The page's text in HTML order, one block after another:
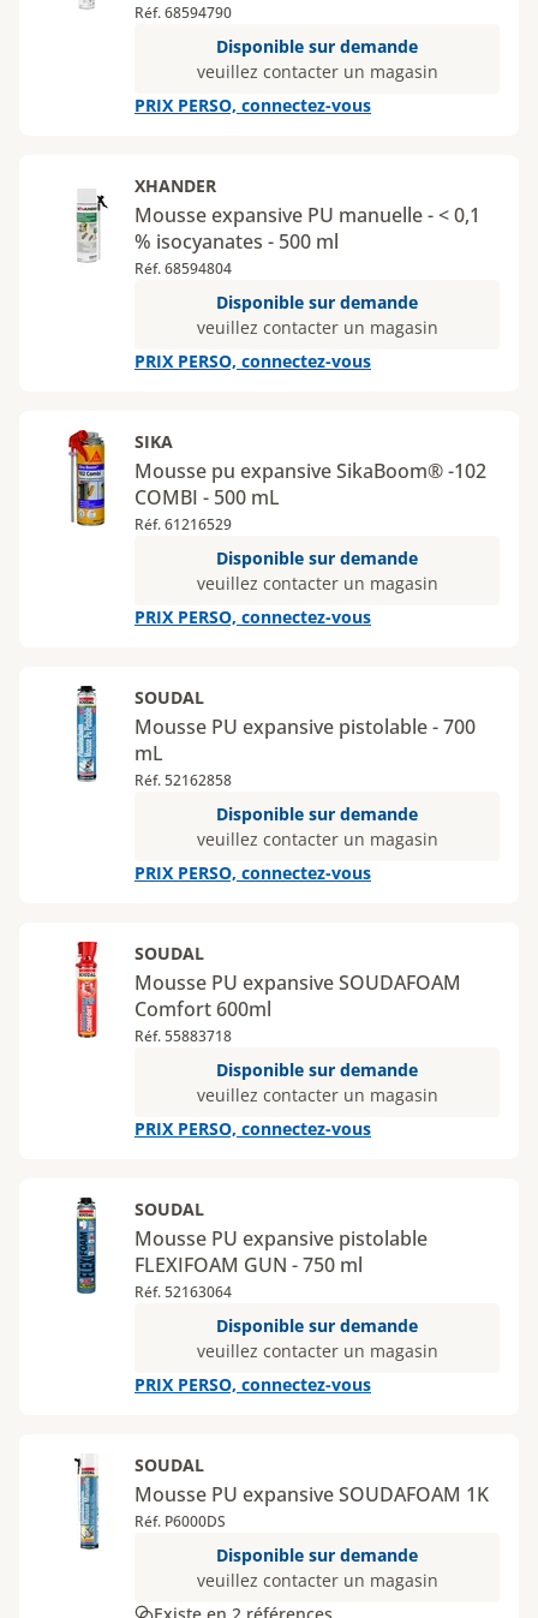
Réf. 68594790
Disponible sur demande
veuillez contacter un magasin
PRIX PERSO, connectez-vous
XHANDER
Mousse expansive PU manuelle - < 0,1
% isocyanates - 500 ml
Réf. 68594804
Disponible sur demande
veuillez contacter un magasin
PRIX PERSO, connectez-vous
SIKA
Mousse pu expansive SikaBoom® -102
COMBI - 500 mL
Réf. 61216529
Disponible sur demande
veuillez contacter un magasin
PRIX PERSO, connectez-vous
SOUDAL
Mousse PU expansive pistolable - 700
mL
Réf. 52162858
Disponible sur demande
veuillez contacter un magasin
PRIX PERSO, connectez-vous
SOUDAL
Mousse PU expansive SOUDAFOAM
Comfort 600ml
Réf. 55883718
Disponible sur demande
veuillez contacter un magasin
PRIX PERSO, connectez-vous
SOUDAL
Mousse PU expansive pistolable
FLEXIFOAM GUN - 750 ml
Réf. 52163064
Disponible sur demande
veuillez contacter un magasin
PRIX PERSO, connectez-vous
SOUDAL
Mousse PU expansive SOUDAFOAM 1K
Réf. P6000DS
Disponible sur demande
veuillez contacter un magasin